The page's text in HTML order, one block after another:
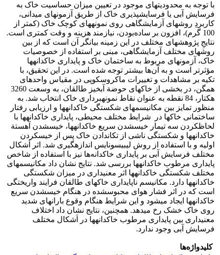
با توجه به محدودیت‏های موجود در تعیین میزان حساسیت خاک به
فرسایش آبی یا فرسایش‏پذیری خاک از طریق آزمون‏های میدانی،
کاربردِ روش‏های آزمایشگاهی روی نمونه‏های کوچک خاک (کمتر از
100 گرم)، افزون بر ساده‌بودن، نیازمند هزینه و وقت کمتری است.
نتایجِ پژوهش‏های مختلف در این زمینه بیانگر آن است که از بین
روش‏های مختلف آزمایشگاهی، مبنی بر استفاده از خصوصیات
خاک، آزمون‏های مربوط به ساختمان خاک و پایداری خاکدانه‏ها
مؤثرتر است و به آن‌ها بیشتر توجه شده است. در این تحقیق، با
تکیه بر مشاهدات و تغییرات ماکروسکوپی در مقیاس واحدهای
همگن، در بخشی از خاک‏های حوضة آبخیز طالقان، به وسعت 3260
هکتار، 84 نقطه به عنوان نقاط نمونه‏برداری خاک انتخاب شد. به
منظور تمایز بین مکانیسم‏های شکستگی خاکدانه‏ها و ارزیابی رفتار
ساختمانی خاک‏ها در شرایط مختلف محیطی، پایداری خاکدانه‏ها با
لحاظ‏کردن سه تیمار خیس‏شدن سریع خاکدانه‏ها، خیس‏شدن آهستة
خاکدانه‏ها و شکستگی ناشی از تکان‏دادن خاک پس از خیس‏کردن
اولیه و با استفاده از روش لی‏بیسونایس اندازه‏گیری شد. اثر اَشکال
مختلف فرسایش آبی بر پایداری خاکدانه‌ها نیز با استفاده از شاخص
پایداری مرطوب خاکدانه‏ها بررسی شد. نتایج نشان داد مکانیسم‏های
مختلف شکستگی خاکدانه‏ها اثر معنی‏داری در میزان شکستگی
خاکدانه‏ها دارد. مکانیسم ناپایداری خاک‏های طالقان فرایند واریختگی
است که در اثر فشار هوای محبوس‏شده در هنگام خیس‏شدن سریع
خاکدانه‏ها ایجاد می‏شود و این شرایط هنگام وقوع باران‏های شدید
روی خاک خشک رخ می‏دهد. همچنین، نتایج نشان داد اختلاف
معنی‏داری بین پایداری مرطوب خاکدانه‏ها در اَشکال مختلف
فرسایش آبی وجود ندارد.
کلیدواژه‌ها